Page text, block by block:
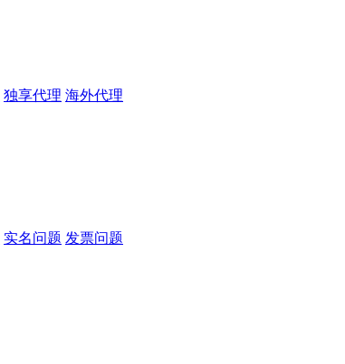
独享代理 海外代理
实名问题 发票问题